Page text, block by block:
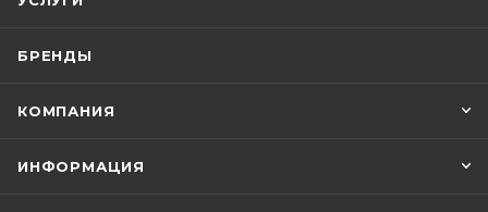
БРЕНДЫ
КОМПАНИЯ
ИНФОРМАЦИЯ